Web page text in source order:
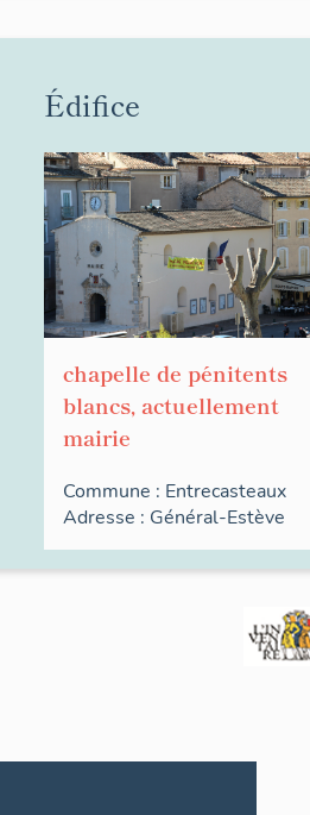
Édifice
chapelle de pénitents
blancs, actuellement
mairie
Commune : Entrecasteaux
Adresse : Général-Estève